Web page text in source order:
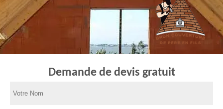
Demande de devis gratuit